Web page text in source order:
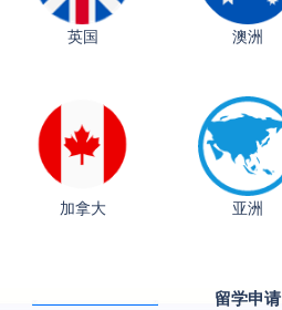
英国 澳洲
加拿大 亚洲
留学申请